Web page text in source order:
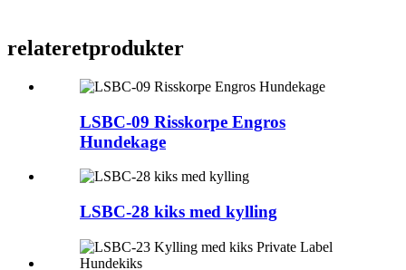
relateretprodukter
LSBC-09 Risskorpe Engros
Hundekage
LSBC-28 kiks med kylling